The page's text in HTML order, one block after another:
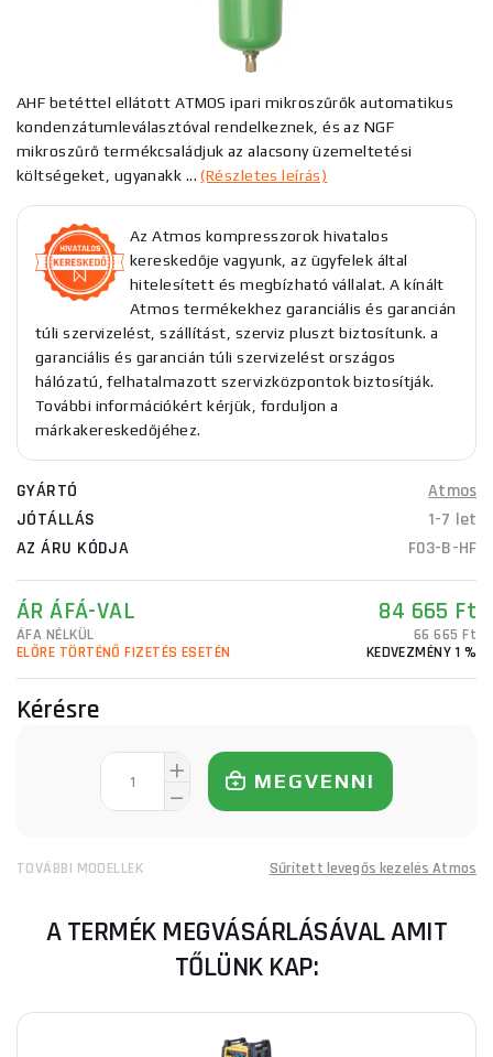
AHF betéttel ellátott ATMOS ipari mikroszűrők automatikus
kondenzátumleválasztóval rendelkeznek, és az NGF
mikroszűrő termékcsaládjuk az alacsony üzemeltetési
költségeket, ugyanakk ...(Részletes leírás)
Az Atmos kompresszorok hivatalos
kereskedője vagyunk, az ügyfelek által
hitelesített és megbízható vállalat. A kínált
Atmos termékekhez garanciális és garancián
túli szervizelést, szállítást, szerviz pluszt biztosítunk. a
garanciális és garancián túli szervizelést országos
hálózatú, felhatalmazott szervizközpontok biztosítják.
További információkért kérjük, forduljon a
márkakereskedőjéhez.
GYÁRTÓ
Atmos
JÓTÁLLÁS
1-7 let
AZ ÁRU KÓDJA
F03-B-HF
ÁR ÁFÁ-VAL 84 665 Ft
ÁFA NÉLKÜL
66 665 Ft
ELŐRE TÖRTÉNŐ FIZETÉS ESETÉN
KEDVEZMÉNY 1 %
Kérésre
MEGVENNI
TOVÁBBI MODELLEK Sűrített levegős kezelés Atmos
A TERMÉK MEGVÁSÁRLÁSÁVAL AMIT
TŐLÜNK KAP: